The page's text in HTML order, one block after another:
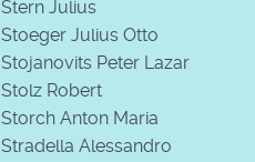
Stern Julius
Stoeger Julius Otto
Stojanovits Peter Lazar
Stolz Robert
Storch Anton Maria
Stradella Alessandro